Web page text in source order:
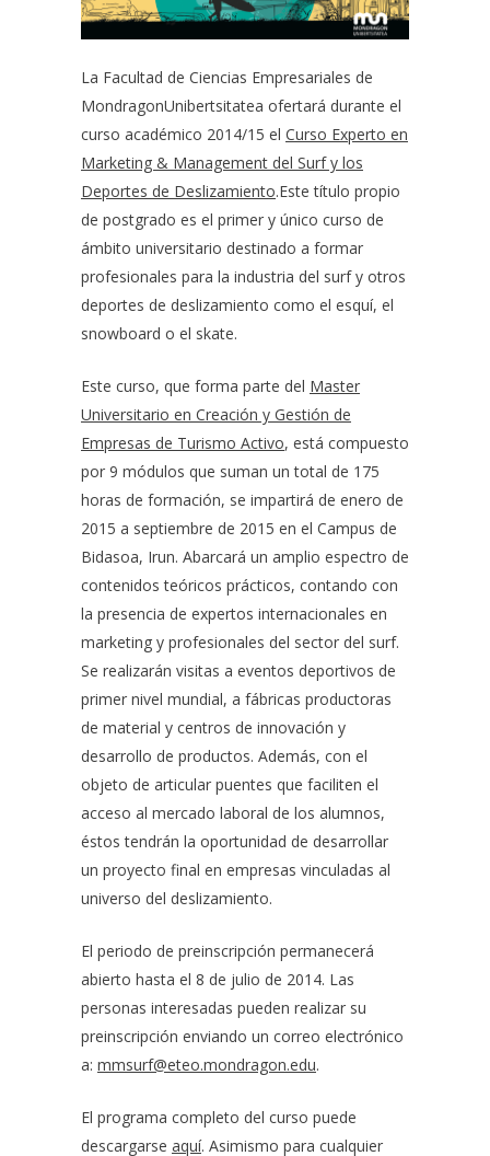
La Facultad de Ciencias Empresariales de
MondragonUnibertsitatea ofertará durante el
curso académico 2014/15 el Curso Experto en
Marketing & Management del Surf y los
Deportes de Deslizamiento.Este título propio
de postgrado es el primer y único curso de
ámbito universitario destinado a formar
profesionales para la industria del surf y otros
deportes de deslizamiento como el esquí, el
snowboard o el skate.
Este curso, que forma parte del Master
Universitario en Creación y Gestión de
Empresas de Turismo Activo, está compuesto
por 9 módulos que suman un total de 175
horas de formación, se impartirá de enero de
2015 a septiembre de 2015 en el Campus de
Bidasoa, Irun. Abarcará un amplio espectro de
contenidos teóricos prácticos, contando con
la presencia de expertos internacionales en
marketing y profesionales del sector del surf.
Se realizarán visitas a eventos deportivos de
primer nivel mundial, a fábricas productoras
de material y centros de innovación y
desarrollo de productos. Además, con el
objeto de articular puentes que faciliten el
acceso al mercado laboral de los alumnos,
éstos tendrán la oportunidad de desarrollar
un proyecto final en empresas vinculadas al
universo del deslizamiento.
El periodo de preinscripción permanecerá
abierto hasta el 8 de julio de 2014. Las
personas interesadas pueden realizar su
preinscripción enviando un correo electrónico
a: mmsurf@eteo.mondragon.edu.
El programa completo del curso puede
descargarse aquí. Asimismo para cualquier